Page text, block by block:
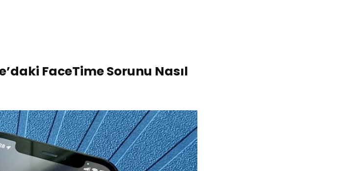
FaceTime Sorunu Nasıl